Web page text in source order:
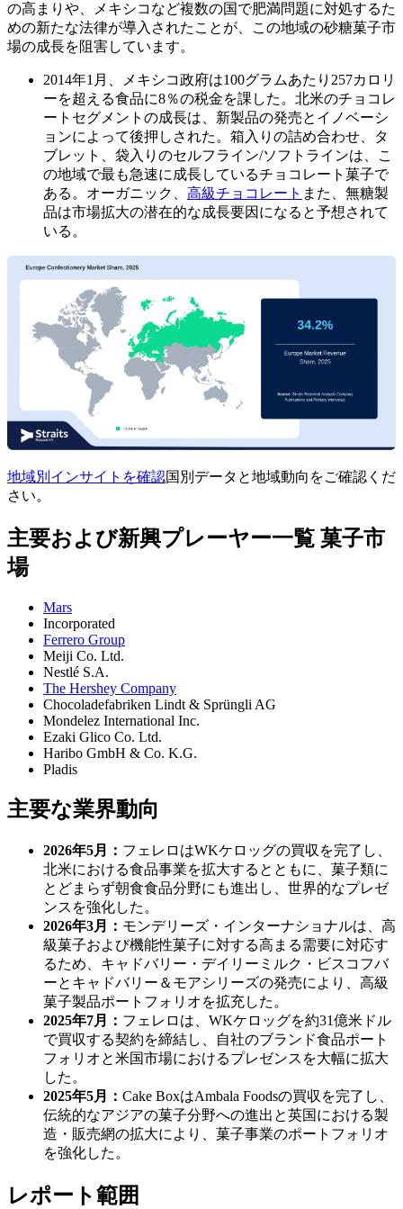
の高まりや、メキシコなど複数の国で肥満問題に対処するた
めの新たな法律が導入されたことが、この地域の砂糖菓子市
場の成長を阻害しています。
2014年1月、メキシコ政府は100グラムあたり257カロリ
ーを超える食品に8％の税金を課した。北米のチョコレ
ートセグメントの成長は、新製品の発売とイノベーシ
ョンによって後押しされた。箱入りの詰め合わせ、タ
ブレット、袋入りのセルフライン/ソフトラインは、こ
の地域で最も急速に成長しているチョコレート菓子で
ある。オーガニック、 高級チョコレート また、無糖製
品は市場拡大の潜在的な成長要因になると予想されて
いる。
地域別インサイトを確認国別データと地域動向をご確認くだ
さい。
主要および新興プレーヤー一覧 菓子市
場
Mars
Incorporated
Ferrero Group
Meiji Co. Ltd.
Nestlé S.A.
The Hershey Company
Chocoladefabriken Lindt & Sprüngli AG
Mondelez International Inc.
Ezaki Glico Co. Ltd.
Haribo GmbH & Co. K.G.
Pladis
主要な業界動向
2026年5月： フェレロはWKケロッグの買収を完了し、
北米における食品事業を拡大するとともに、菓子類に
とどまらず朝食食品分野にも進出し、世界的なプレゼ
ンスを強化した。
2026年3月： モンデリーズ・インターナショナルは、高
級菓子および機能性菓子に対する高まる需要に対応す
るため、キャドバリー・デイリーミルク・ビスコフバ
ーとキャドバリー＆モアシリーズの発売により、高級
菓子製品ポートフォリオを拡充した。
2025年7月： フェレロは、WKケロッグを約31億米ドル
で買収する契約を締結し、自社のブランド食品ポート
フォリオと米国市場におけるプレゼンスを大幅に拡大
した。
2025年5月： Cake BoxはAmbala Foodsの買収を完了し、
伝統的なアジアの菓子分野への進出と英国における製
造・販売網の拡大により、菓子事業のポートフォリオ
を強化した。
レポート範囲